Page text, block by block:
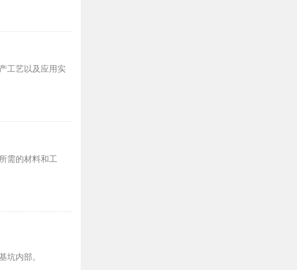
工艺以及应用实
需的材料和工
内部。